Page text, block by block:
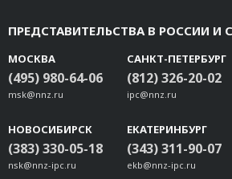
ПРЕДСТАВИТЕЛЬСТВА В РОССИИ И
МОСКВА
(495) 980-64-06
msk@nnz.ru
САНКТ-ПЕТЕРБУРГ
(812) 326-20-02
ipc@nnz.ru
НОВОСИБИРСК
(383) 330-05-18
nsk@nnz-ipc.ru
ЕКАТЕРИНБУРГ
(343) 311-90-07
ekb@nnz-ipc.ru